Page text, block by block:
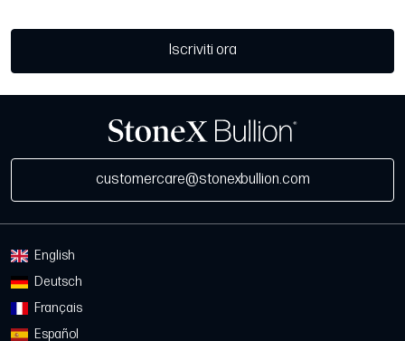
Iscriviti ora
customercare@stonexbullion.com
English
Deutsch
Français
Español